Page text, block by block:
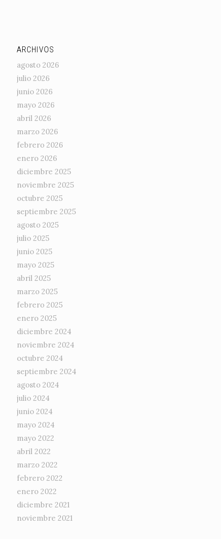
ARCHIVOS
agosto 2026
julio 2026
junio 2026
mayo 2026
abril 2026
marzo 2026
febrero 2026
enero 2026
diciembre 2025
noviembre 2025
octubre 2025
septiembre 2025
agosto 2025
julio 2025
junio 2025
mayo 2025
abril 2025
marzo 2025
febrero 2025
enero 2025
diciembre 2024
noviembre 2024
octubre 2024
septiembre 2024
agosto 2024
julio 2024
junio 2024
mayo 2024
mayo 2022
abril 2022
marzo 2022
febrero 2022
enero 2022
diciembre 2021
noviembre 2021